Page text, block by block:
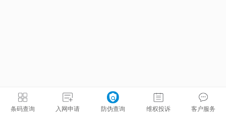
条码查询 入网申请 防伪查询 维权投诉 客户服务